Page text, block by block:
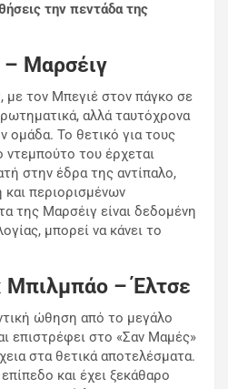
την πεντάδα της
Μαρσέιγ
τον Μπεγιέ στον πάγκο σε
αλλά ταυτόχρονα
ομάδα. Το θετικό για τους
του έρχεται
στην έδρα της αντίπαλο,
περιορισμένων
της Μαρσέιγ είναι δεδομένη
μπορεί να κάνει το
Μπιλμπάο – Έλτσε
ώθηση από το μεγάλο
επιστρέφει στο «Σαν Μαμές»
στα θετικά αποτελέσματα.
και έχει ξεκάθαρο